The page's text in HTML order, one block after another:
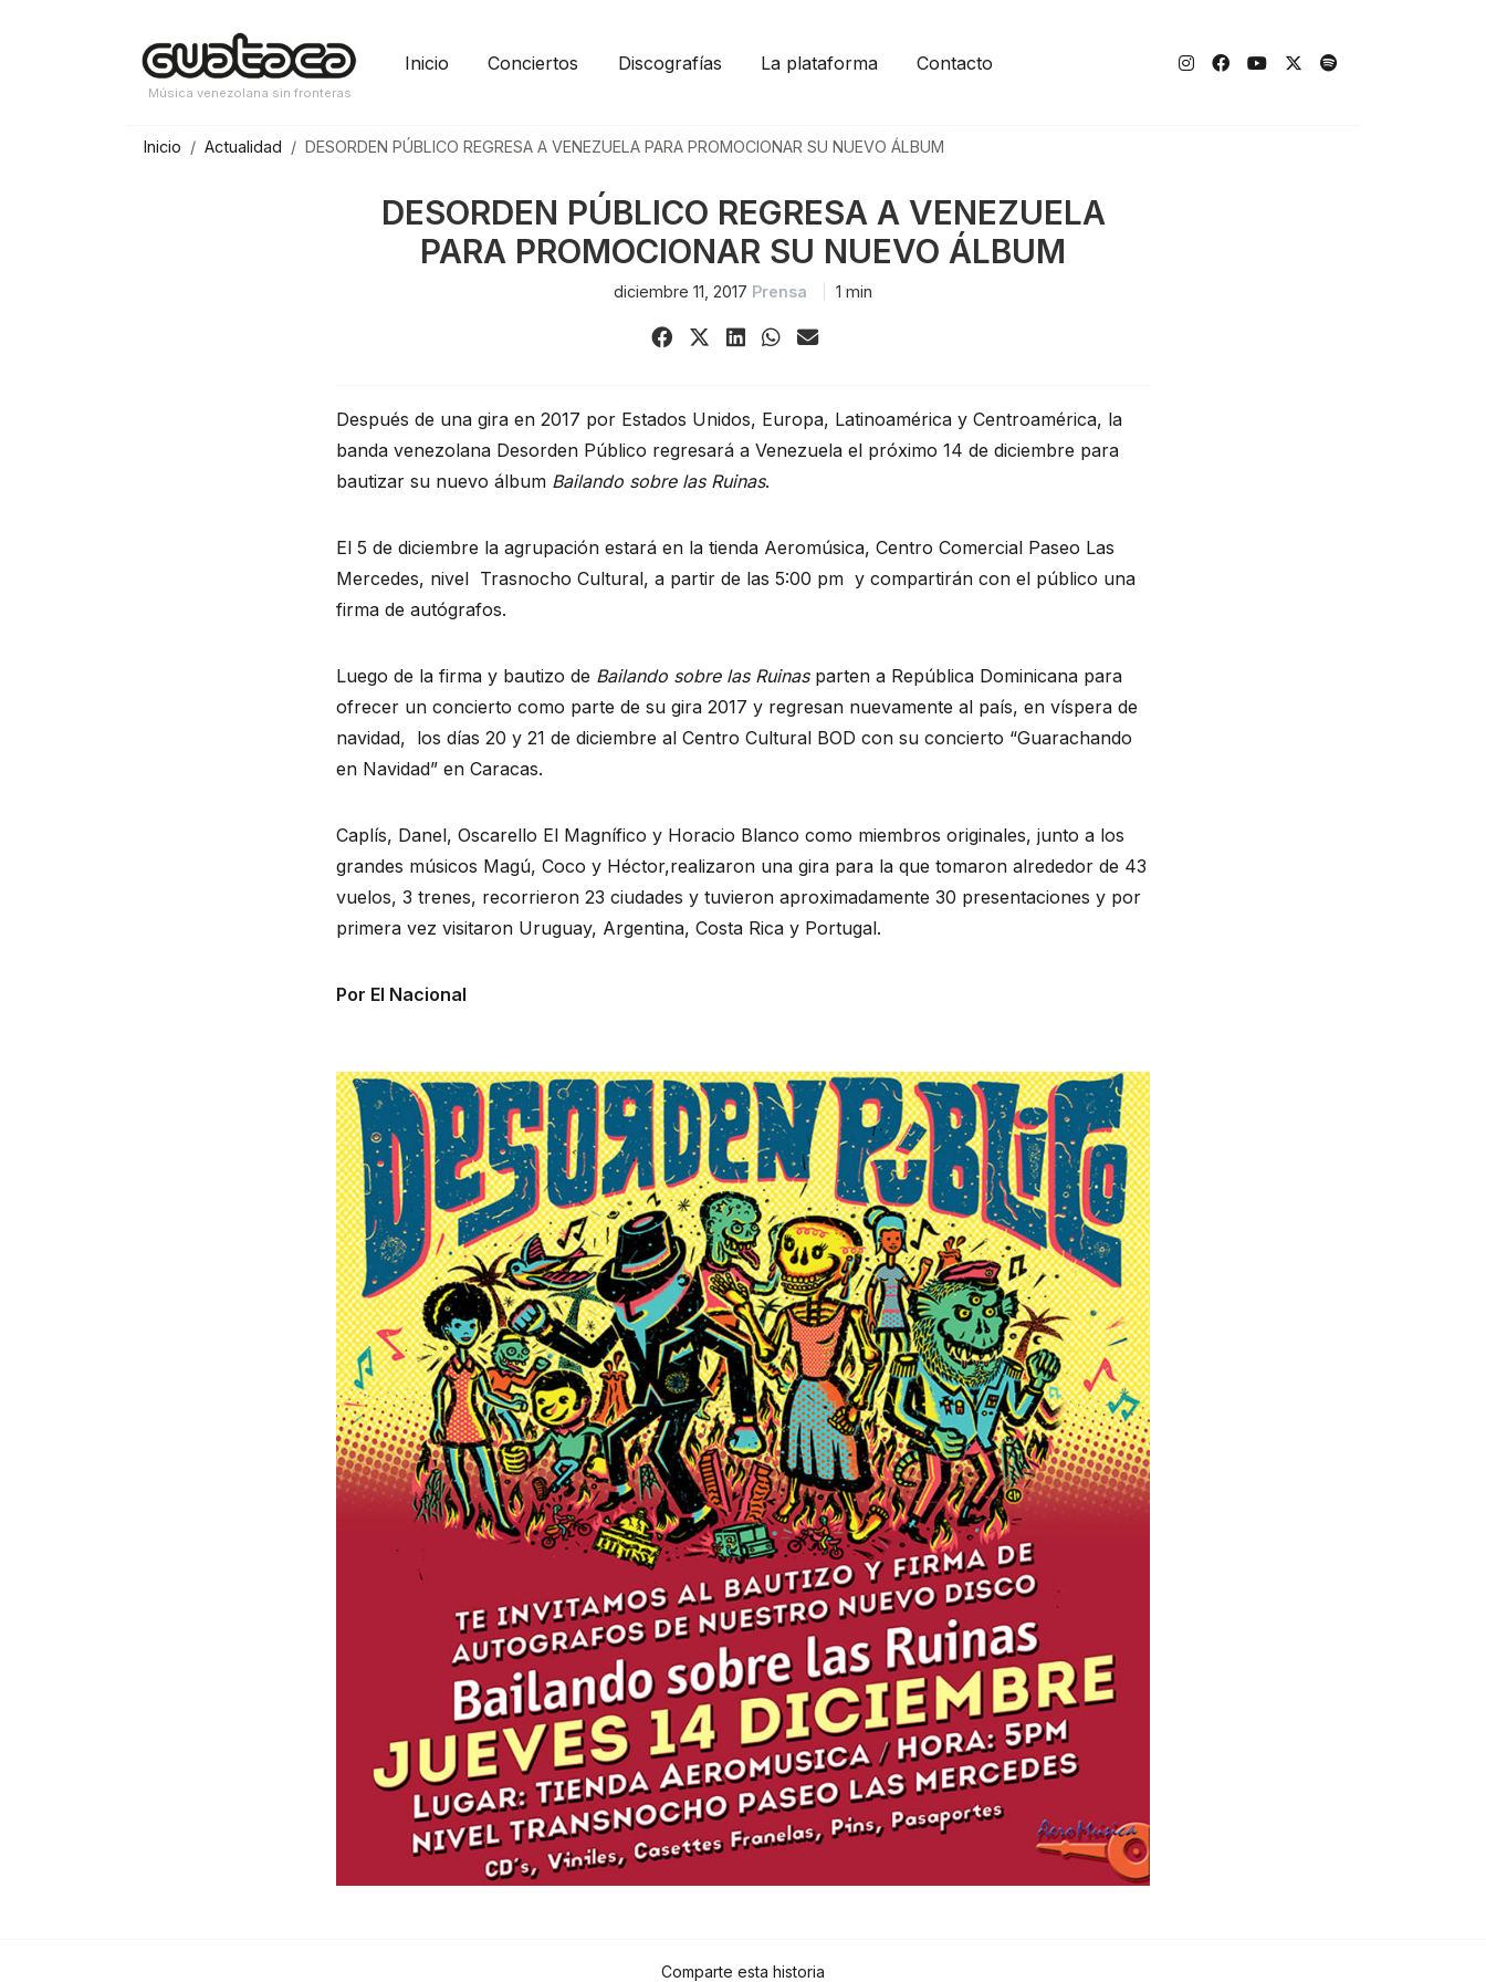
Música venezolana sin fronteras
Inicio Conciertos Discografías La plataforma Contacto
Inicio Actualidad DESORDEN PÚBLICO REGRESA A VENEZUELA PARA PROMOCIONAR SU NUEVO ÁLBUM
DESORDEN PÚBLICO REGRESA A VENEZUELA
PARA PROMOCIONAR SU NUEVO ÁLBUM
diciembre 11, 2017 Prensa 1 min
Share Share
(Twitter)
ShareShareShare
Después de una gira en 2017 por Estados Unidos, Europa, Latinoamérica y Centroamérica, la
banda venezolana Desorden Público regresará a Venezuela el próximo 14 de diciembre para
bautizar su nuevo álbum Bailando sobre las Ruinas.
El 5 de diciembre la agrupación estará en la tienda Aeromúsica, Centro Comercial Paseo Las
Mercedes, nivel  Trasnocho Cultural, a partir de las 5:00 pm  y compartirán con el público una
firma de autógrafos.
Luego de la firma y bautizo de Bailando sobre las Ruinas parten a República Dominicana para
ofrecer un concierto como parte de su gira 2017 y regresan nuevamente al país, en víspera de
navidad,  los días 20 y 21 de diciembre al Centro Cultural BOD con su concierto “Guarachando
en Navidad” en Caracas.
Caplís, Danel, Oscarello El Magnífico y Horacio Blanco como miembros originales, junto a los
grandes músicos Magú, Coco y Héctor,realizaron una gira para la que tomaron alrededor de 43
vuelos, 3 trenes, recorrieron 23 ciudades y tuvieron aproximadamente 30 presentaciones y por
primera vez visitaron Uruguay, Argentina, Costa Rica y Portugal.
Por El Nacional
Comparte esta historia